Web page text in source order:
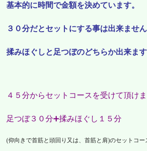
基本的に時間で金額を決めています。
３０分だとセットにする事は出来ません
揉みほぐしと足つぼのどちらか出来ます
４５分からセットコースを受けて頂けま
足つぼ３０分➕揉みほぐし１５分
(仰向きで首筋と頭回り又は、首筋と肩)のセットコー